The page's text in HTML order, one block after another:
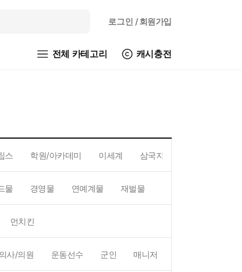
로그인 / 회원가입
전체 카테고리 캐시충전
스 학원/아카데미 이세계 삼국지
물 경영물 연예계물 재벌물
먼치킨
의사/의원 운동선수 군인 매니저